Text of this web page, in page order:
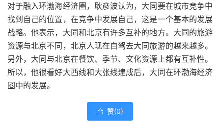
对于融入环渤海经济圈，耿彦波认为，大同要在城市竞争中
找到自己的位置，在竞争中发展自己，这是一个基本的发展
战略。他表示，大同和北京有许多互补的地方。大同的旅游
资源与北京不同，北京人现在自驾去大同旅游的越来越多。
另外，大同与北京在餐饮、季节、文化资源上都有互补性。
所以，他很看好大西线和大张线建成后，大同在环渤海经济
圈中的发展。
 赞(0)